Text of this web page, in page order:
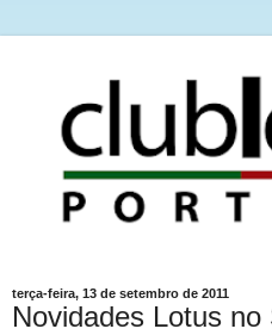
terça-feira, 13 de setembro de 2011
Novidades Lotus